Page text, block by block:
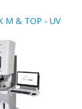
M & TOP - UV